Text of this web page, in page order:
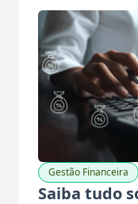
Gestão Financeira
Saiba tudo